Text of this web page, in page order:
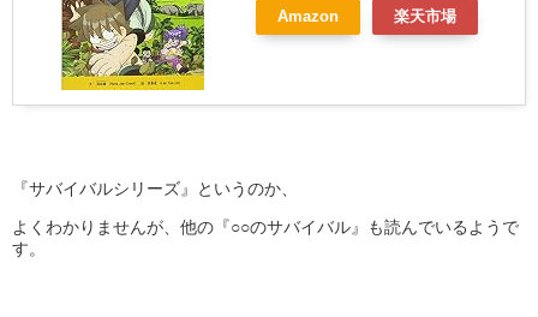
Amazon 楽天市場
『サバイバルシリーズ』というのか、
よくわかりませんが、他の『○○のサバイバル』も読んでいるようで
す。